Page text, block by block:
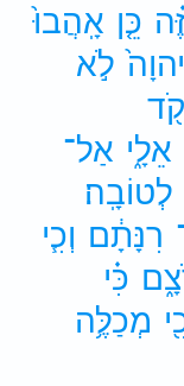
כֵּ֤ן אָֽהֲבוּ֙
לֹ֣א
אֵלָ֑י אַל־
לְטוֹבָֽה׃
רִנָּתָ֔ם וְכִ֧י
כִּ֗י
מְכַלֶּ֥ה